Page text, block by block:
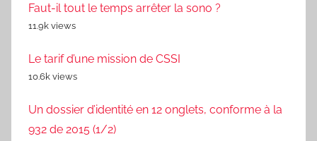
Faut-il tout le temps arrêter la sono ?
11.9k views
Le tarif d’une mission de CSSI
10.6k views
Un dossier d’identité en 12 onglets, conforme à la
932 de 2015 (1/2)